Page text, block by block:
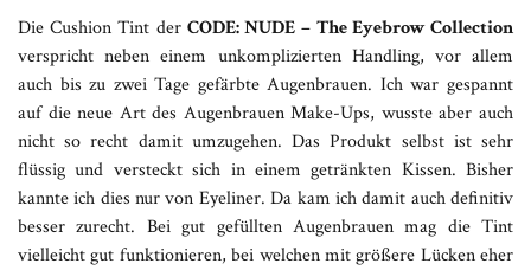
Die Cushion Tint der CODE: NUDE – The Eyebrow Collection
verspricht neben einem unkomplizierten Handling, vor allem
auch bis zu zwei Tage gefärbte Augenbrauen. Ich war gespannt
auf die neue Art des Augenbrauen Make-Ups, wusste aber auch
nicht so recht damit umzugehen. Das Produkt selbst ist sehr
flüssig und versteckt sich in einem getränkten Kissen. Bisher
kannte ich dies nur von Eyeliner. Da kam ich damit auch definitiv
besser zurecht. Bei gut gefüllten Augenbrauen mag die Tint
vielleicht gut funktionieren, bei welchen mit größere Lücken eher